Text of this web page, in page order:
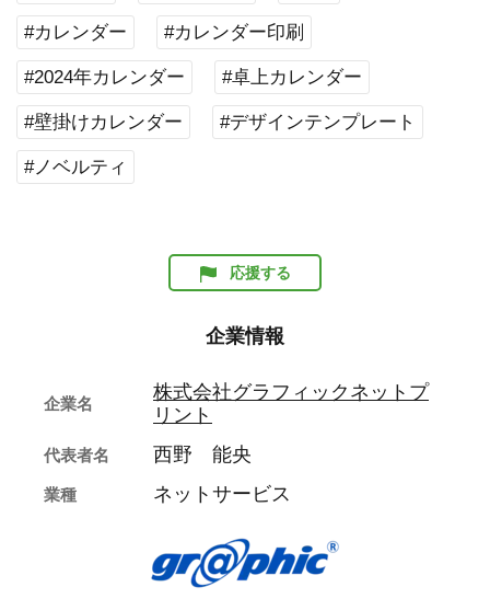
#カレンダー #カレンダー印刷
#2024年カレンダー #卓上カレンダー
#壁掛けカレンダー #デザインテンプレート
#ノベルティ
応援する
企業情報
企業名
株式会社グラフィックネットプ
リント
代表者名 西野 能央
業種 ネットサービス